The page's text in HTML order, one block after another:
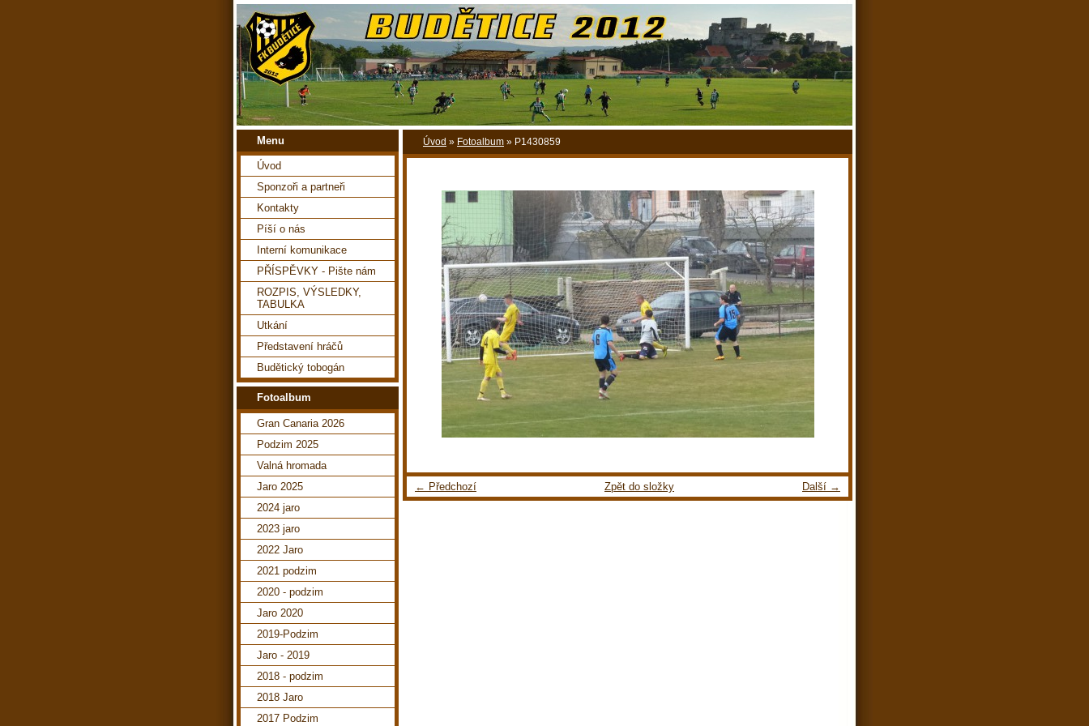
Úvod » Fotoalbum » P1430859
← Předchozí Další →
Zpět do složky
Menu
Úvod
Sponzoři a partneři
Kontakty
Píší o nás
Interní komunikace
PŘÍSPĚVKY - Pište nám
ROZPIS, VÝSLEDKY,
TABULKA
Utkání
Představení hráčů
Budětický tobogán
Fotoalbum
Gran Canaria 2026
Podzim 2025
Valná hromada
Jaro 2025
2024 jaro
2023 jaro
2022 Jaro
2021 podzim
2020 - podzim
Jaro 2020
2019-Podzim
Jaro - 2019
2018 - podzim
2018 Jaro
2017 Podzim